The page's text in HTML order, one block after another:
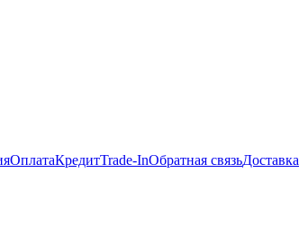
ОплатаКредитTrade-InОбратная связьДоставка